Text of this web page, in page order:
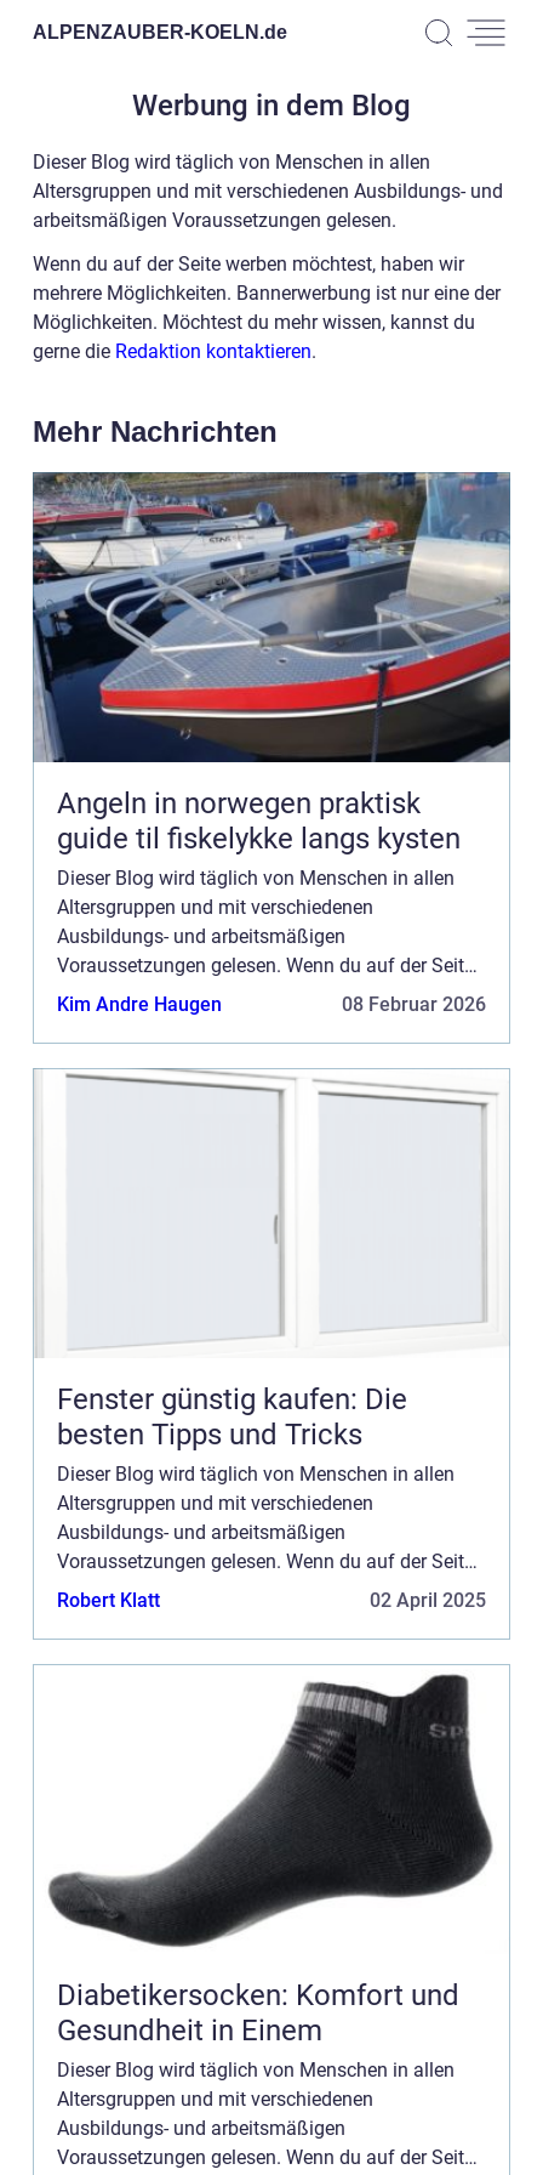
ALPENZAUBER-KOELN.de
Werbung in dem Blog
Dieser Blog wird täglich von Menschen in allen
Altersgruppen und mit verschiedenen Ausbildungs- und
arbeitsmäßigen Voraussetzungen gelesen.
Wenn du auf der Seite werben möchtest, haben wir
mehrere Möglichkeiten. Bannerwerbung ist nur eine der
Möglichkeiten. Möchtest du mehr wissen, kannst du
gerne die Redaktion kontaktieren.
Mehr Nachrichten
Angeln in norwegen praktisk
guide til fiskelykke langs kysten
Dieser Blog wird täglich von Menschen in allen
Altersgruppen und mit verschiedenen
Ausbildungs- und arbeitsmäßigen
Voraussetzungen gelesen. Wenn du auf der Seite
werben möchtest, haben wir mehrere
Kim Andre Haugen 08 Februar 2026
Fenster günstig kaufen: Die
besten Tipps und Tricks
Dieser Blog wird täglich von Menschen in allen
Altersgruppen und mit verschiedenen
Ausbildungs- und arbeitsmäßigen
Voraussetzungen gelesen. Wenn du auf der Seite
werben möchtest, haben wir mehrere
Robert Klatt 02 April 2025
Diabetikersocken: Komfort und
Gesundheit in Einem
Dieser Blog wird täglich von Menschen in allen
Altersgruppen und mit verschiedenen
Ausbildungs- und arbeitsmäßigen
Voraussetzungen gelesen. Wenn du auf der Seite